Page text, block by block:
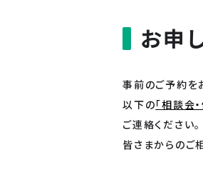
お申
事前のご予約を
以下の「相談会
ご連絡ください。
皆さまからのご